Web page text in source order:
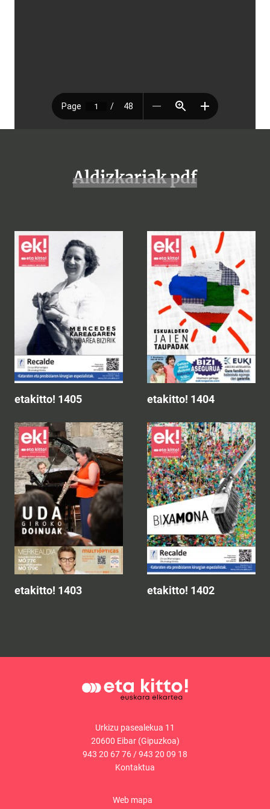
Aldizkariak pdf
etakitto! 1405 etakitto! 1404
etakitto! 1403 etakitto! 1402
Urkizu pasealekua 11
20600 Eibar (Gipuzkoa)
943 20 67 76/943 20 09 18
Kontaktua
Web mapa